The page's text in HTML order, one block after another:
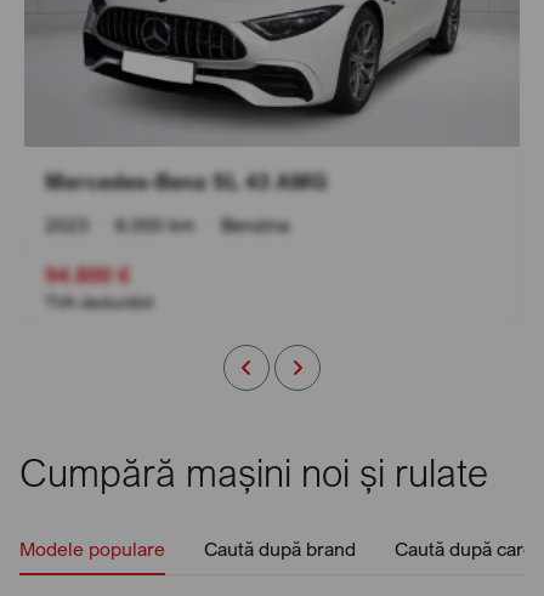
Mercedes-Benz SL 43 AMG
2023 6.000 km Benzina
94.800 €
TVA deductibil
Cumpără mașini noi și rulate
Modele populare Caută după brand Caută după